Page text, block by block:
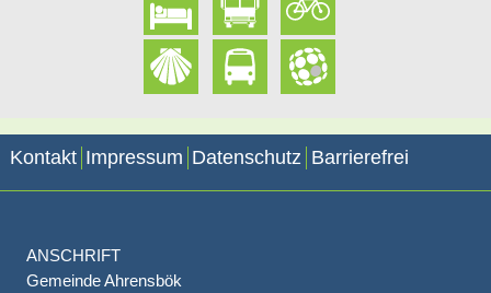
Kontakt Impressum Datenschutz Barrierefrei
ANSCHRIFT
Gemeinde Ahrensbök